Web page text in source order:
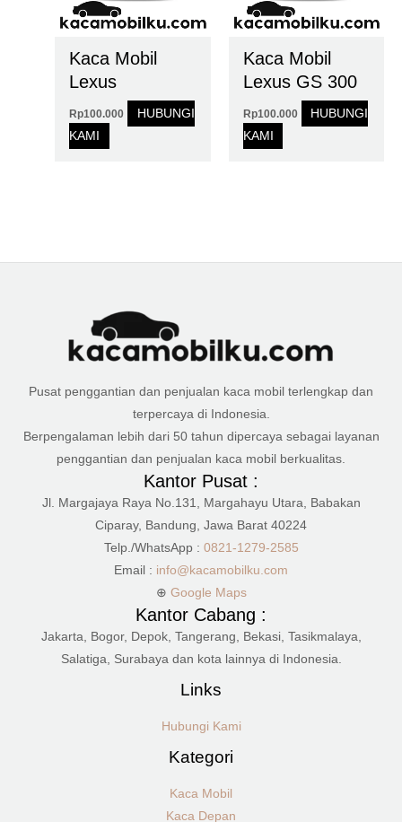
Kaca Mobil
Lexus
Rp100.000
HUBUNGI
KAMI
Kaca Mobil
Lexus GS 300
Rp100.000
HUBUNGI
KAMI
Pusat penggantian dan penjualan kaca mobil terlengkap dan
terpercaya di Indonesia.
Berpengalaman lebih dari 50 tahun dipercaya sebagai layanan
penggantian dan penjualan kaca mobil berkualitas.
Kantor Pusat :
Jl. Margajaya Raya No.131, Margahayu Utara, Babakan
Ciparay, Bandung, Jawa Barat 40224
Telp./WhatsApp : 0821-1279-2585
Email : info@kacamobilku.com
⊕ Google Maps
Kantor Cabang :
Jakarta, Bogor, Depok, Tangerang, Bekasi, Tasikmalaya,
Salatiga, Surabaya dan kota lainnya di Indonesia.
Links
Hubungi Kami
Kategori
Kaca Mobil
Kaca Depan